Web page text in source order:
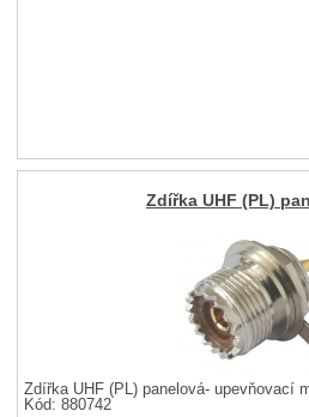
Zdířka UHF (PL)
Zdířka UHF (PL) panelová- upevňovací
Kód: 880742